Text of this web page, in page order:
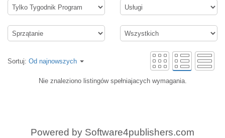
Sortuj: Od najnowszych
Nie znaleziono listingów spełniajacych wymagania.
Powered by Software4publishers.com